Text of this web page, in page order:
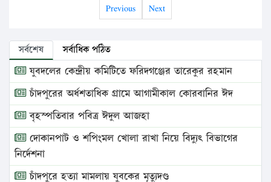
Previous Next
সর্বশেষ সর্বাধিক পঠিত
যুবদলের কেন্দ্রীয় কমিটিতে ফরিদগঞ্জের তারেকুর রহমান
চাঁদপুরের অর্ধশতাধিক গ্রামে আগামীকাল কোরবানির ঈদ
বৃহস্পতিবার পবিত্র ঈদুল আজহা
দোকানপাট ও শপিংমল খোলা রাখা নিয়ে বিদ্যুৎ বিভাগের
নির্দেশনা
চাঁদপুরে হত্যা মামলায় যুবকের মৃত্যুদণ্ড